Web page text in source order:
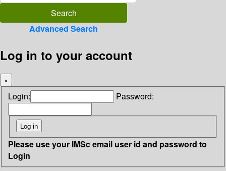
Advanced Search
Log in to your account
×
Login: Password:
Please use your IMSc email user id and password to
Login